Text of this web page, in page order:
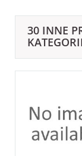
30 INNE